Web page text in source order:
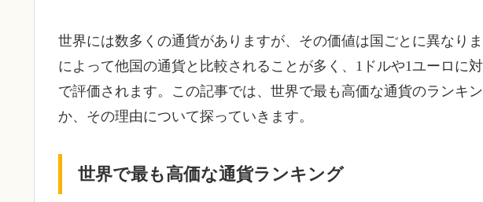
世界には数多くの通貨がありますが、その価値は国ごとに異なりま
によって他国の通貨と比較されることが多く、1ドルや1ユーロに
で評価されます。この記事では、世界で最も高価な通貨のランキ
か、その理由について探っていきます。
世界で最も高価な通貨ランキング